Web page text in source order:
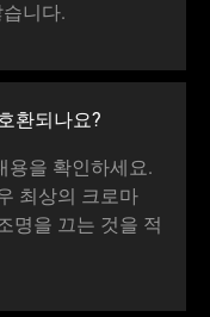
니다.
환되 나요?
용을 확인하세요.
최상의 크로마
명을 끄는 것을 적